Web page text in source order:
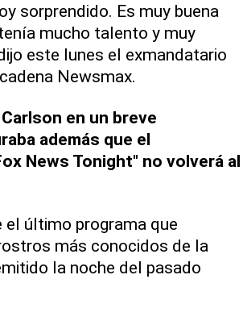
sorprendido. Es muy buena
mucho talento y muy
este lunes el exmandatario
Newsmax.
en un breve
además que el
News Tonight" no volverá al
el último programa que
más conocidos de la
la noche del pasado